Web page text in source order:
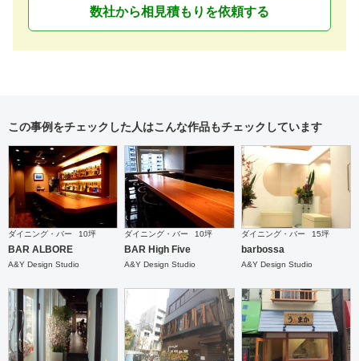
数社から相見積もりを依頼する
この事例をチェックした人はこんな作品もチェックしています
ダイニング・バー 10坪
BAR ALBORE
A&Y Design Studio
ダイニング・バー 10坪
BAR High Five
A&Y Design Studio
ダイニング・バー 15坪
barbossa
A&Y Design Studio